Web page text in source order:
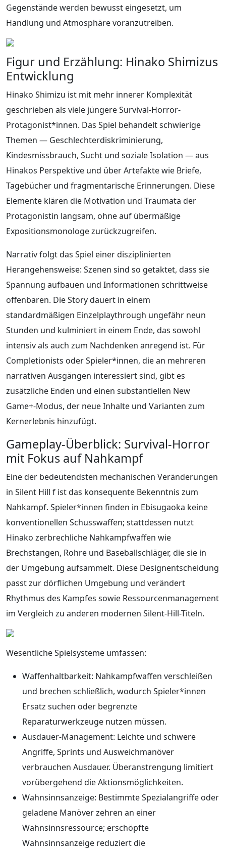
Gegenstände werden bewusst eingesetzt, um
Handlung und Atmosphäre voranzutreiben.
Figur und Erzählung: Hinako Shimizus
Entwicklung
Hinako Shimizu ist mit mehr innerer Komplexität
geschrieben als viele jüngere Survival-Horror-
Protagonist*innen. Das Spiel behandelt schwierige
Themen — Geschlechterdiskriminierung,
Kindesmissbrauch, Sucht und soziale Isolation — aus
Hinakos Perspektive und über Artefakte wie Briefe,
Tagebücher und fragmentarische Erinnerungen. Diese
Elemente klären die Motivation und Traumata der
Protagonistin langsam, ohne auf übermäßige
Expositionsmonologe zurückzugreifen.
Narrativ folgt das Spiel einer disziplinierten
Herangehensweise: Szenen sind so getaktet, dass sie
Spannung aufbauen und Informationen schrittweise
offenbaren. Die Story dauert in einem
standardmäßigen Einzelplaythrough ungefähr neun
Stunden und kulminiert in einem Ende, das sowohl
intensiv als auch zum Nachdenken anregend ist. Für
Completionists oder Spieler*innen, die an mehreren
narrativen Ausgängen interessiert sind, gibt es
zusätzliche Enden und einen substantiellen New
Game+-Modus, der neue Inhalte und Varianten zum
Kernerlebnis hinzufügt.
Gameplay-Überblick: Survival-Horror
mit Fokus auf Nahkampf
Eine der bedeutendsten mechanischen Veränderungen
in Silent Hill f ist das konsequente Bekenntnis zum
Nahkampf. Spieler*innen finden in Ebisugaoka keine
konventionellen Schusswaffen; stattdessen nutzt
Hinako zerbrechliche Nahkampfwaffen wie
Brechstangen, Rohre und Baseballschläger, die sie in
der Umgebung aufsammelt. Diese Designentscheidung
passt zur dörflichen Umgebung und verändert
Rhythmus des Kampfes sowie Ressourcenmanagement
im Vergleich zu anderen modernen Silent-Hill-Titeln.
Wesentliche Spielsysteme umfassen:
Waffenhaltbarkeit: Nahkampfwaffen verschleißen
und brechen schließlich, wodurch Spieler*innen
Ersatz suchen oder begrenzte
Reparaturwerkzeuge nutzen müssen.
Ausdauer-Management: Leichte und schwere
Angriffe, Sprints und Ausweichmanöver
verbrauchen Ausdauer. Überanstrengung limitiert
vorübergehend die Aktionsmöglichkeiten.
Wahnsinnsanzeige: Bestimmte Spezialangriffe oder
geladene Manöver zehren an einer
Wahnsinnsressource; erschöpfte
Wahnsinnsanzeige reduziert die